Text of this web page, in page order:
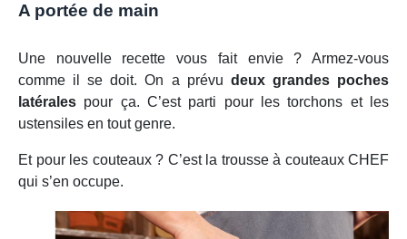
A portée de main
Une nouvelle recette vous fait envie ? Armez-vous
comme il se doit. On a prévu deux grandes poches
latérales pour ça. C’est parti pour les torchons et les
ustensiles en tout genre.
Et pour les couteaux ? C’est la trousse à couteaux CHEF
qui s’en occupe.